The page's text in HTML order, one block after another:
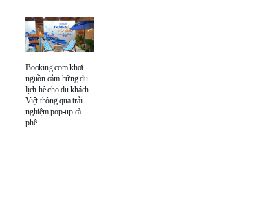
Booking.com khơi
nguồn cảm hứng du
lịch hè cho du khách
Việt thông qua trải
nghiệm pop-up cà
phê